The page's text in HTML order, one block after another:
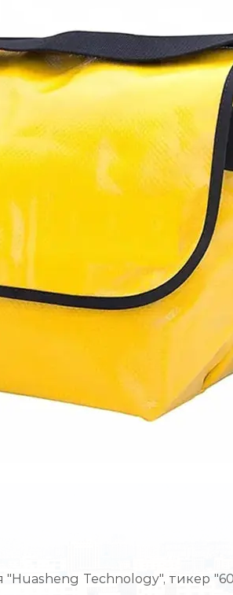
Technology", тикер